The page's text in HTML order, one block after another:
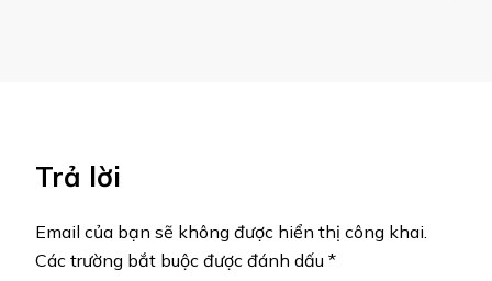
Trả lời
Email của bạn sẽ không được hiển thị công khai.
Các trường bắt buộc được đánh dấu *